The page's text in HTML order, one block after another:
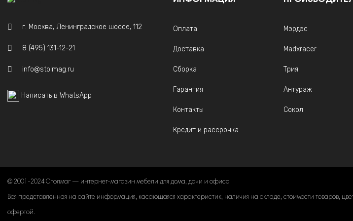
г. Москва, Ленинградское шоссе, 112
8 (495) 131-12-21
info@stolmag.ru
Написать в WhatsApp
Оплата
Доставка
Сборка
Гарантия
Контакты
Кредит и рассрочка
Мэрдэс
Madxracer
Трия
Антураж
Сокол
© 2001-2024 Столмаг — интернет-магазин мебели для дома, дачи и офиса
Вся представленная на сайте информация, касающаяся характеристик, наличия на складе, стоимости товаров,
офертой.